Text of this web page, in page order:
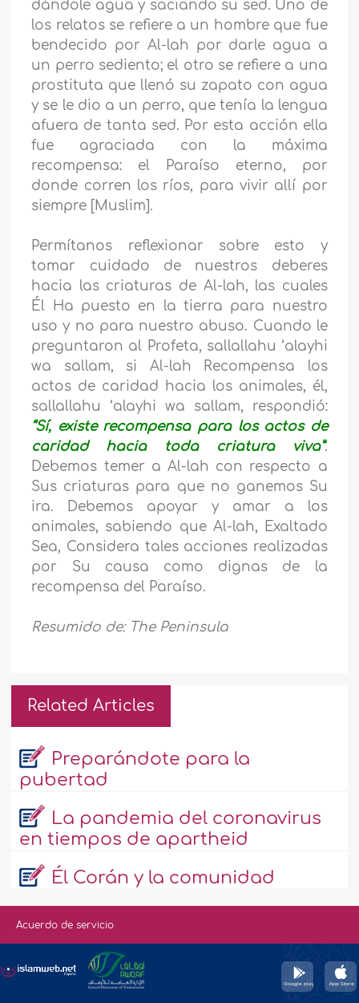
dándole agua y saciando su sed. Uno de
los relatos se refiere a un hombre que fue
bendecido por Al-lah por darle agua a
un perro sediento; el otro se refiere a una
prostituta que llenó su zapato con agua
y se le dio a un perro, que tenía la lengua
afuera de tanta sed. Por esta acción ella
fue agraciada con la máxima
recompensa: el Paraíso eterno, por
donde corren los ríos, para vivir allí por
siempre [Muslim].
Permítanos reflexionar sobre esto y
tomar cuidado de nuestros deberes
hacia las criaturas de Al-lah, las cuales
Él Ha puesto en la tierra para nuestro
uso y no para nuestro abuso. Cuando le
preguntaron al Profeta, sallallahu ‘alayhi
wa sallam, si Al-lah Recompensa los
actos de caridad hacia los animales, él,
sallallahu ‘alayhi wa sallam, respondió:
“Sí, existe recompensa para los actos de
caridad hacia toda criatura viva”.
Debemos temer a Al-lah con respecto a
Sus criaturas para que no ganemos Su
ira. Debemos apoyar y amar a los
animales, sabiendo que Al-lah, Exaltado
Sea, Considera tales acciones realizadas
por Su causa como dignas de la
recompensa del Paraíso.
Resumido de: The Peninsula
Related Articles
Preparándote para la
pubertad
La pandemia del coronavirus
en tiempos de apartheid
Él Corán y la comunidad
Acuerdo de servicio